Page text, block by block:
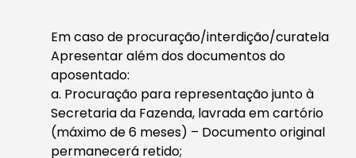
Em caso de procuração/interdição/curatela
Apresentar além dos documentos do
aposentado:
a. Procuração para representação junto à
Secretaria da Fazenda, lavrada em cartório
(máximo de 6 meses) – Documento original
permanecerá retido;